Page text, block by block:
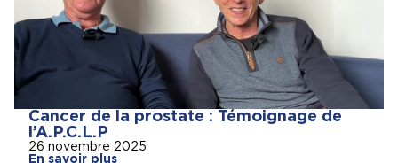
Cancer de la prostate : Témoignage de
l’A.P.C.L.P
26 novembre 2025
En savoir plus